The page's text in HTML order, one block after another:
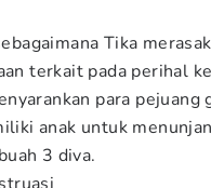
Tika
terkait pada perihal
para pejuang
anak untuk
3 diva.